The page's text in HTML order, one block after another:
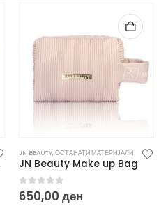
JN BEAUTY,ОСТАНАТИ МАТЕРИЈАЛИ
JN Beauty Make up Bag
0 out of 5
650,00 ден